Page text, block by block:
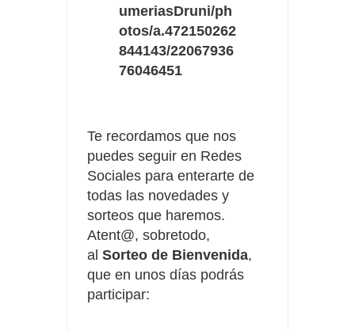
umeriasDruni/ph
otos/a.472150262
844143/22067936
76046451
Te recordamos que nos
puedes seguir en Redes
Sociales para enterarte de
todas las novedades y
sorteos que haremos.
Atent@, sobretodo,
al Sorteo de Bienvenida,
que en unos días podrás
participar: